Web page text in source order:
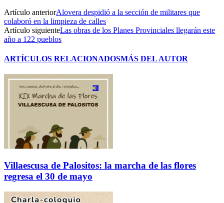
Artículo anteriorAlovera despidió a la sección de militares que
colaboró en la limpieza de calles
Artículo siguienteLas obras de los Planes Provinciales llegarán este
año a 122 pueblos
ARTÍCULOS RELACIONADOSMÁS DEL AUTOR
Villaescusa de Palositos: la marcha de las flores
regresa el 30 de mayo